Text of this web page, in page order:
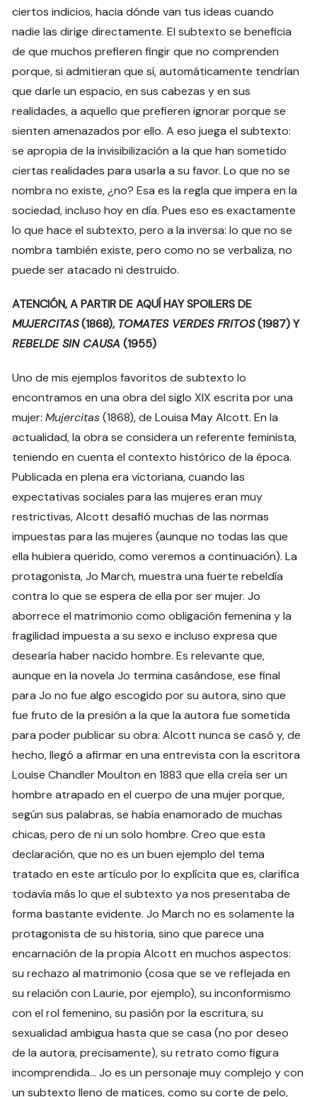
ciertos indicios, hacia dónde van tus ideas cuando
nadie las dirige directamente. El subtexto se beneficia
de que muchos prefieren fingir que no comprenden
porque, si admitieran que sí, automáticamente tendrían
que darle un espacio, en sus cabezas y en sus
realidades, a aquello que prefieren ignorar porque se
sienten amenazados por ello. A eso juega el subtexto:
se apropia de la invisibilización a la que han sometido
ciertas realidades para usarla a su favor. Lo que no se
nombra no existe, ¿no? Esa es la regla que impera en la
sociedad, incluso hoy en día. Pues eso es exactamente
lo que hace el subtexto, pero a la inversa: lo que no se
nombra también existe, pero como no se verbaliza, no
puede ser atacado ni destruido.
ATENCIÓN, A PARTIR DE AQUÍ HAY SPOILERS DE
MUJERCITAS(1868), TOMATES VERDES FRITOS(1987) Y
REBELDE SIN CAUSA (1955)
Uno de mis ejemplos favoritos de subtexto lo
encontramos en una obra del siglo XIX escrita por una
mujer:Mujercitas(1868), de Louisa May Alcott. En la
actualidad, la obra se considera un referente feminista,
teniendo en cuenta el contexto histórico de la época.
Publicada en plena era victoriana, cuando las
expectativas sociales para las mujeres eran muy
restrictivas, Alcott desafió muchas de las normas
impuestas para las mujeres (aunque no todas las que
ella hubiera querido, como veremos a continuación). La
protagonista, Jo March, muestra una fuerte rebeldía
contra lo que se espera de ella por ser mujer. Jo
aborrece el matrimonio como obligación femenina y la
fragilidad impuesta a su sexo e incluso expresa que
desearía haber nacido hombre. Es relevante que,
aunque en la novela Jo termina casándose, ese final
para Jo no fue algo escogido por su autora, sino que
fue fruto de la presión a la que la autora fue sometida
para poder publicar su obra. Alcott nunca se casó y, de
hecho, llegó a afirmar en una entrevista con la escritora
Louise Chandler Moulton en 1883 que ella creía ser un
hombre atrapado en el cuerpo de una mujer porque,
según sus palabras, se había enamorado de muchas
chicas, pero de ni un solo hombre. Creo que esta
declaración, que no es un buen ejemplo del tema
tratado en este artículo por lo explícita que es, clarifica
todavía más lo que el subtexto ya nos presentaba de
forma bastante evidente. Jo March no es solamente la
protagonista de su historia, sino que parece una
encarnación de la propia Alcott en muchos aspectos:
su rechazo al matrimonio (cosa que se ve reflejada en
su relación con Laurie, por ejemplo), su inconformismo
con el rol femenino, su pasión por la escritura, su
sexualidad ambigua hasta que se casa (no por deseo
de la autora, precisamente), su retrato como figura
incomprendida… Jo es un personaje muy complejo y con
un subtexto lleno de matices, como su corte de pelo,